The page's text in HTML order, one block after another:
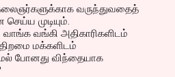
வருந்துவதைத்
முடியும்.
வாங்க வங்கி அதிகாரிகளிடம்
மக்களிடம்
போனது விந்தையாக